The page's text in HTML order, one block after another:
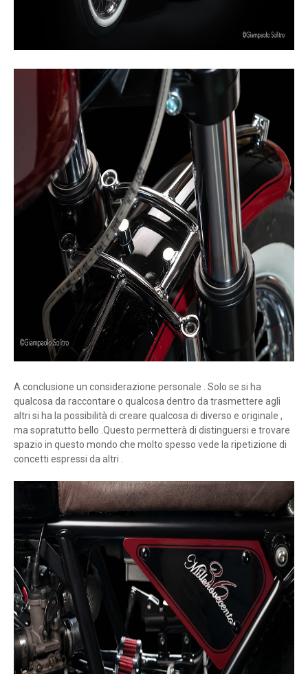
A conclusione un considerazione personale . Solo se si ha
qualcosa da raccontare o qualcosa dentro da trasmettere agli
altri si ha la possibilità di creare qualcosa di diverso e originale ,
ma sopratutto bello .Questo permetterà di distinguersi e trovare
spazio in questo mondo che molto spesso vede la ripetizione di
concetti espressi da altri .